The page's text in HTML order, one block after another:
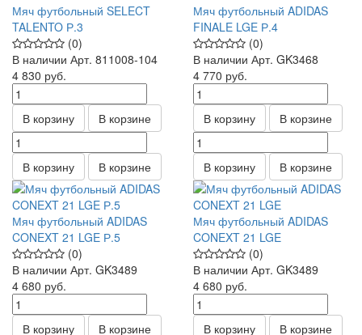
Мяч футбольный SELECT
TALENTO Р.3
(0)
В наличии Арт. 811008-104
4 830 руб.
В корзину В корзине
В корзину В корзине
Мяч футбольный ADIDAS
FINALE LGE Р.4
(0)
В наличии Арт. GK3468
4 770 руб.
В корзину В корзине
В корзину В корзине
Мяч футбольный ADIDAS
CONEXT 21 LGE Р.5
(0)
В наличии Арт. GK3489
4 680 руб.
В корзину В корзине
Мяч футбольный ADIDAS
CONEXT 21 LGE
(0)
В наличии Арт. GK3489
4 680 руб.
В корзину В корзине